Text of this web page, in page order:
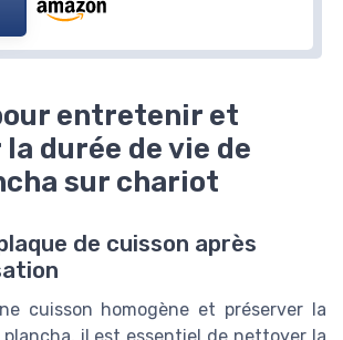
entretenir et
durée de vie de
sur chariot
de cuisson après
cuisson homogène et préserver la